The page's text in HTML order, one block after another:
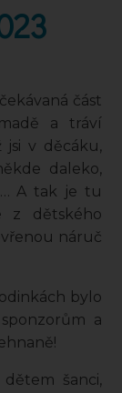
část
a tráví
jsi v děcáku,
daleko,
A tak je tu
z dětského
náruč
bylo
a
šanci,